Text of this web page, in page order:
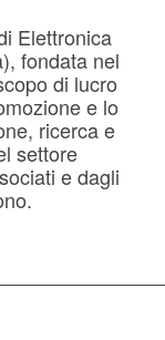
Elettronica
fondata nel
di lucro
e lo
ricerca e
settore
e dagli